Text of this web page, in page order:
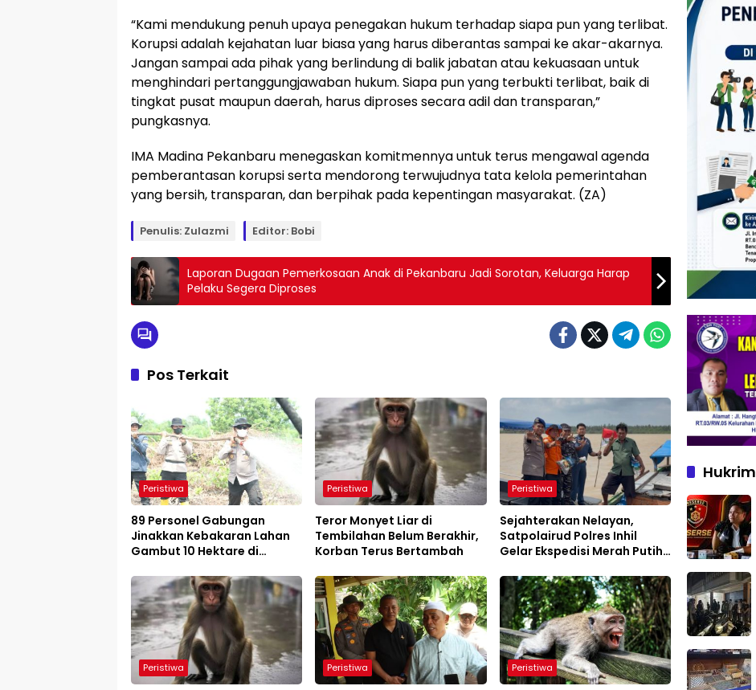
“Kami mendukung penuh upaya penegakan hukum terhadap siapa pun yang terlibat.
Korupsi adalah kejahatan luar biasa yang harus diberantas sampai ke akar-akarnya.
Jangan sampai ada pihak yang berlindung di balik jabatan atau kekuasaan untuk
menghindari pertanggungjawaban hukum. Siapa pun yang terbukti terlibat, baik di
tingkat pusat maupun daerah, harus diproses secara adil dan transparan,”
pungkasnya.
IMA Madina Pekanbaru menegaskan komitmennya untuk terus mengawal agenda
pemberantasan korupsi serta mendorong terwujudnya tata kelola pemerintahan
yang bersih, transparan, dan berpihak pada kepentingan masyarakat. (ZA)
Penulis: Zulazmi Editor: Bobi
Laporan Dugaan Pemerkosaan Anak di Pekanbaru Jadi Sorotan, Keluarga Harap
Pelaku Segera Diproses
Pos Terkait
Peristiwa
89 Personel Gabungan
Jinakkan Kebakaran Lahan
Gambut 10 Hektare di
Peristiwa
Teror Monyet Liar di
Tembilahan Belum Berakhir,
Korban Terus Bertambah
Peristiwa
Sejahterakan Nelayan,
Satpolairud Polres Inhil
Gelar Ekspedisi Merah Putih
Peristiwa Peristiwa Peristiwa
Hukrim